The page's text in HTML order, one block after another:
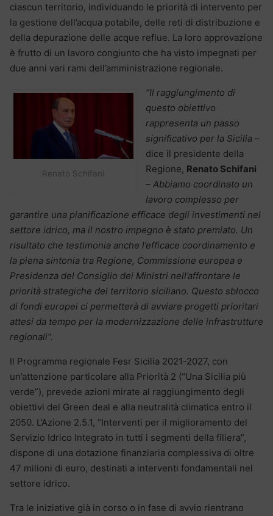
ciascun territorio, individuando le priorità di intervento per
la gestione dell’acqua potabile, delle reti di distribuzione e
della depurazione delle acque reflue. La loro approvazione
è frutto di un lavoro congiunto che ha visto impegnati per
due anni vari rami dell’amministrazione regionale.
Renato Schifani
“Il raggiungimento di
questo obiettivo
rappresenta un passo
significativo per la Sicilia –
dice il presidente della
Regione, Renato Schifani
– Abbiamo coordinato un
lavoro complesso per
garantire una pianificazione efficace degli investimenti nel
settore idrico, ma il nostro impegno è stato premiato. Un
risultato che testimonia anche l’efficace coordinamento e
la piena sintonia tra Regione, Commissione europea e
Presidenza del Consiglio dei Ministri nell’affrontare le
priorità strategiche del territorio siciliano. Questo sblocco
di fondi europei ci permetterà di avviare progetti prioritari
attesi da tempo per la modernizzazione delle infrastrutture
regionali”.
Il Programma regionale Fesr Sicilia 2021-2027, con
un’attenzione particolare alla Priorità 2 (“Una Sicilia più
verde”), prevede azioni mirate al raggiungimento degli
obiettivi del Green deal e alla neutralità climatica entro il
2050. L’Azione 2.5.1, “Interventi per il miglioramento del
Servizio Idrico Integrato in tutti i segmenti della filiera”,
dispone di una dotazione finanziaria complessiva di oltre
47 milioni di euro, destinati a interventi fondamentali nel
settore idrico.
Tra le iniziative già in corso o in fase di avvio rientrano